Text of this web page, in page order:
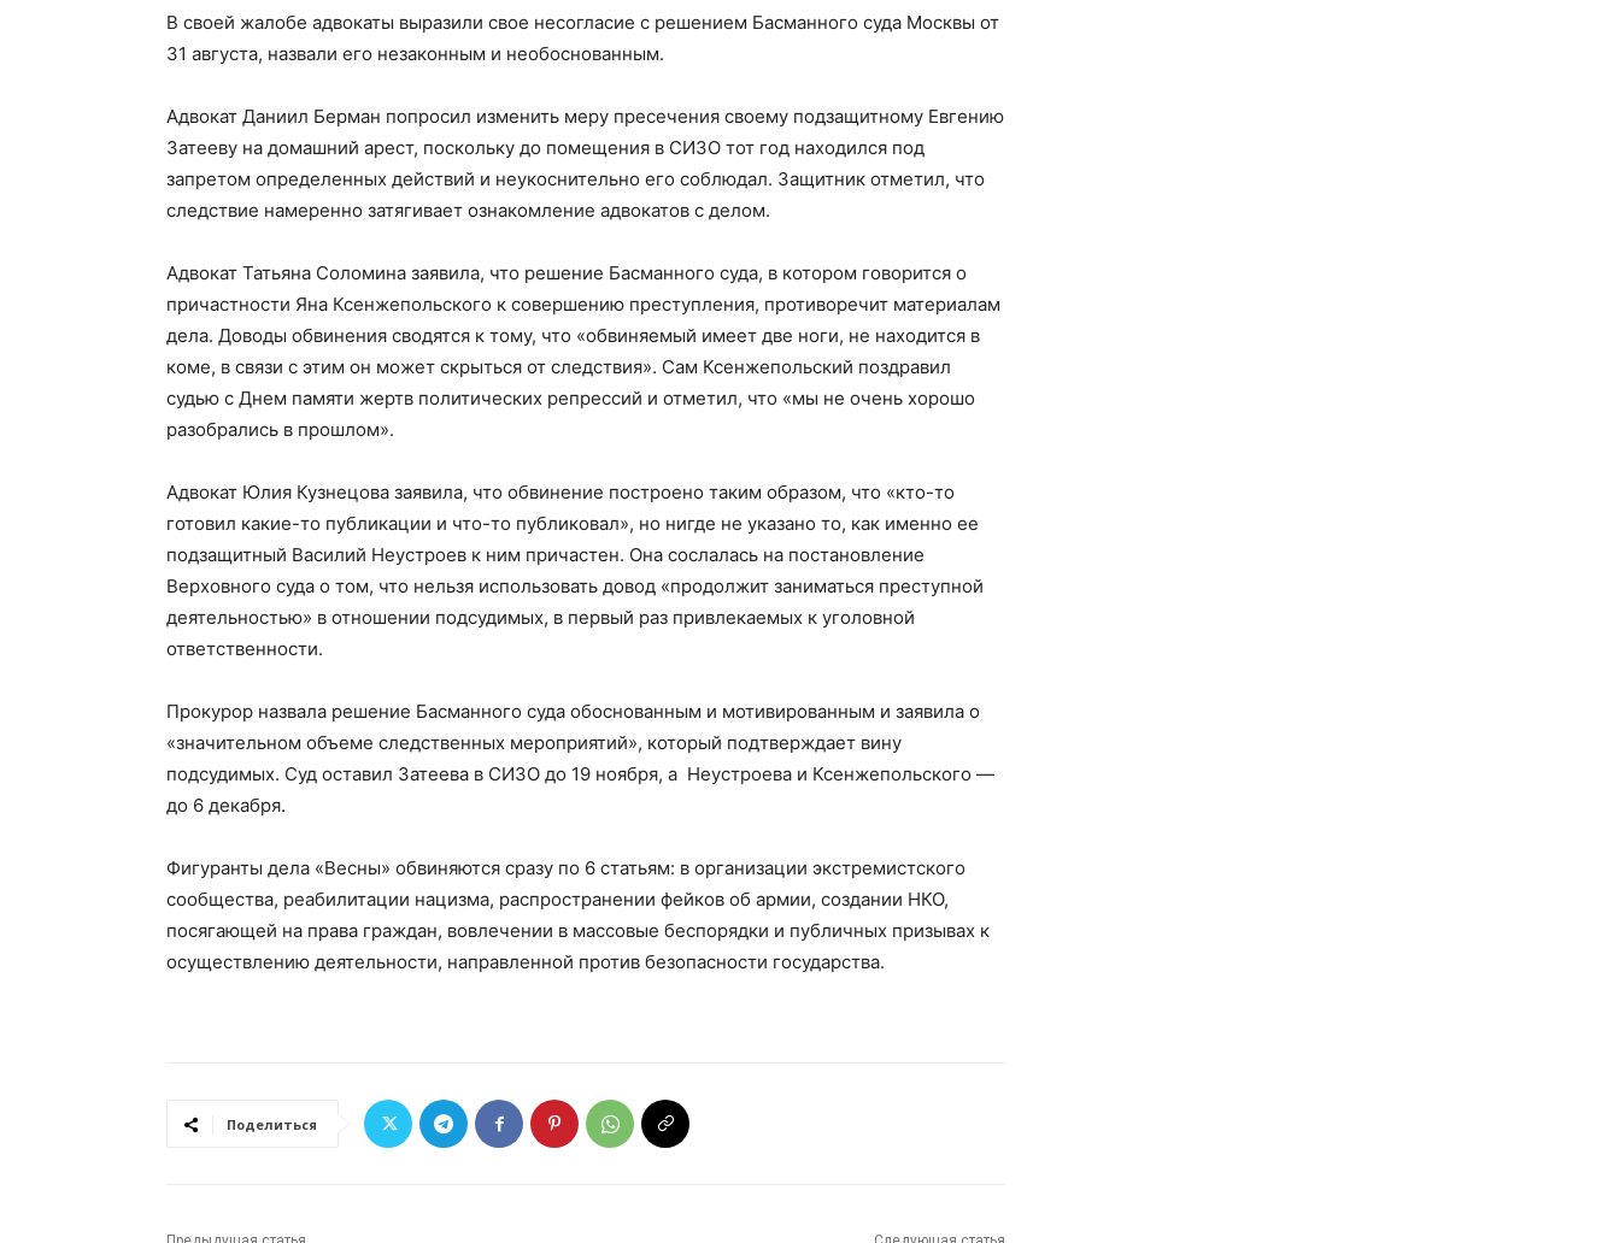
В своей жалобе адвокаты выразили свое несогласие с решением Басманного суда Москвы от
31 августа, назвали его незаконным и необоснованным.
Адвокат Даниил Берман попросил изменить меру пресечения своему подзащитному Евгению
Затееву на домашний арест, поскольку до помещения в СИЗО тот год находился под
запретом определенных действий и неукоснительно его соблюдал. Защитник отметил, что
следствие намеренно затягивает ознакомление адвокатов с делом.
Адвокат Татьяна Соломина заявила, что решение Басманного суда, в котором говорится о
причастности Яна Ксенжепольского к совершению преступления, противоречит материалам
дела. Доводы обвинения сводятся к тому, что «обвиняемый имеет две ноги, не находится в
коме, в связи с этим он может скрыться от следствия». Сам Ксенжепольский поздравил
судью с Днем памяти жертв политических репрессий и отметил, что «мы не очень хорошо
разобрались в прошлом».
Адвокат Юлия Кузнецова заявила, что обвинение построено таким образом, что «кто-то
готовил какие-то публикации и что-то публиковал», но нигде не указано то, как именно ее
подзащитный Василий Неустроев к ним причастен. Она сослалась на постановление
Верховного суда о том, что нельзя использовать довод «продолжит заниматься преступной
деятельностью» в отношении подсудимых, в первый раз привлекаемых к уголовной
ответственности.
Прокурор назвала решение Басманного суда обоснованным и мотивированным и заявила о
«значительном объеме следственных мероприятий», который подтверждает вину
подсудимых. Суд оставил Затеева в СИЗО до 19 ноября, а Неустроева и Ксенжепольского —
до 6 декабря.
Фигуранты дела «Весны» обвиняются сразу по 6 статьям: в организации экстремистского
сообщества, реабилитации нацизма, распространении фейков об армии, создании НКО,
посягающей на права граждан, вовлечении в массовые беспорядки и публичных призывах к
осуществлению деятельности, направленной против безопасности государства.
Поделиться